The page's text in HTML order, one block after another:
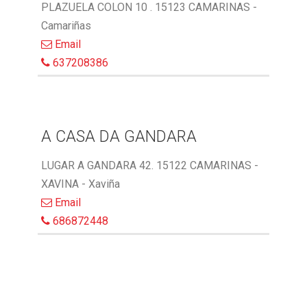
PLAZUELA COLON 10 . 15123 CAMARINAS -
Camariñas
Email
637208386
A CASA DA GANDARA
LUGAR A GANDARA 42. 15122 CAMARINAS -
XAVINA - Xaviña
Email
686872448